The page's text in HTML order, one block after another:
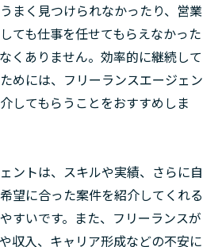
まく見つけられなかったり、営業
ても仕事を任せてもらえなかった
くありません。効率的に継続して
めには、フリーランスエージェン
してもらうことをおすすめしま
ントは、スキルや実績、さらに自
望に合った案件を紹介してくれる
すいです。また、フリーランスが
収入、キャリア形成などの不安に